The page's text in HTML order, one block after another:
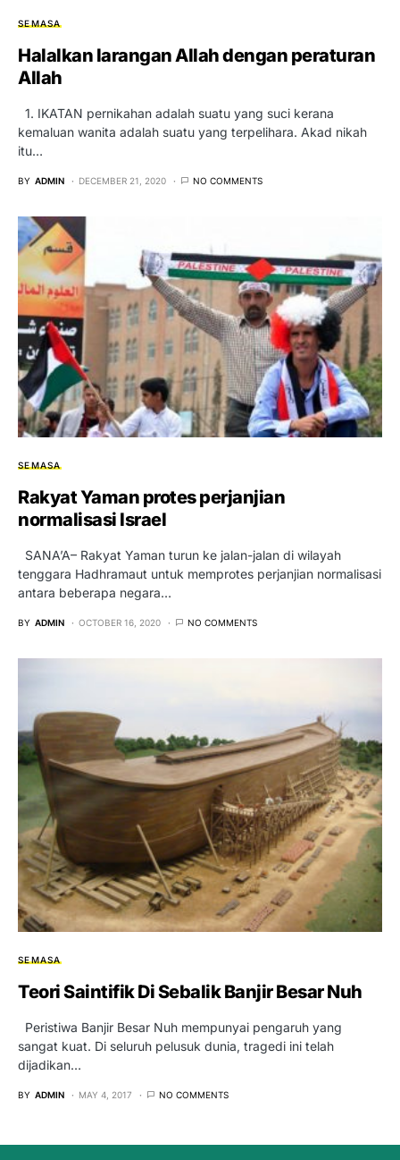
SEMASA
Halalkan larangan Allah dengan peraturan
Allah
1. IKATAN pernikahan adalah suatu yang suci kerana
kemaluan wanita adalah suatu yang terpelihara. Akad nikah
itu…
BY ADMIN DECEMBER 21, 2020 NO COMMENTS
SEMASA
Rakyat Yaman protes perjanjian
normalisasi Israel
SANA’A– Rakyat Yaman turun ke jalan-jalan di wilayah
tenggara Hadhramaut untuk memprotes perjanjian normalisasi
antara beberapa negara…
BY ADMIN OCTOBER 16, 2020 NO COMMENTS
SEMASA
Teori Saintifik Di Sebalik Banjir Besar Nuh
Peristiwa Banjir Besar Nuh mempunyai pengaruh yang
sangat kuat. Di seluruh pelusuk dunia, tragedi ini telah
dijadikan…
BY ADMIN MAY 4, 2017 NO COMMENTS